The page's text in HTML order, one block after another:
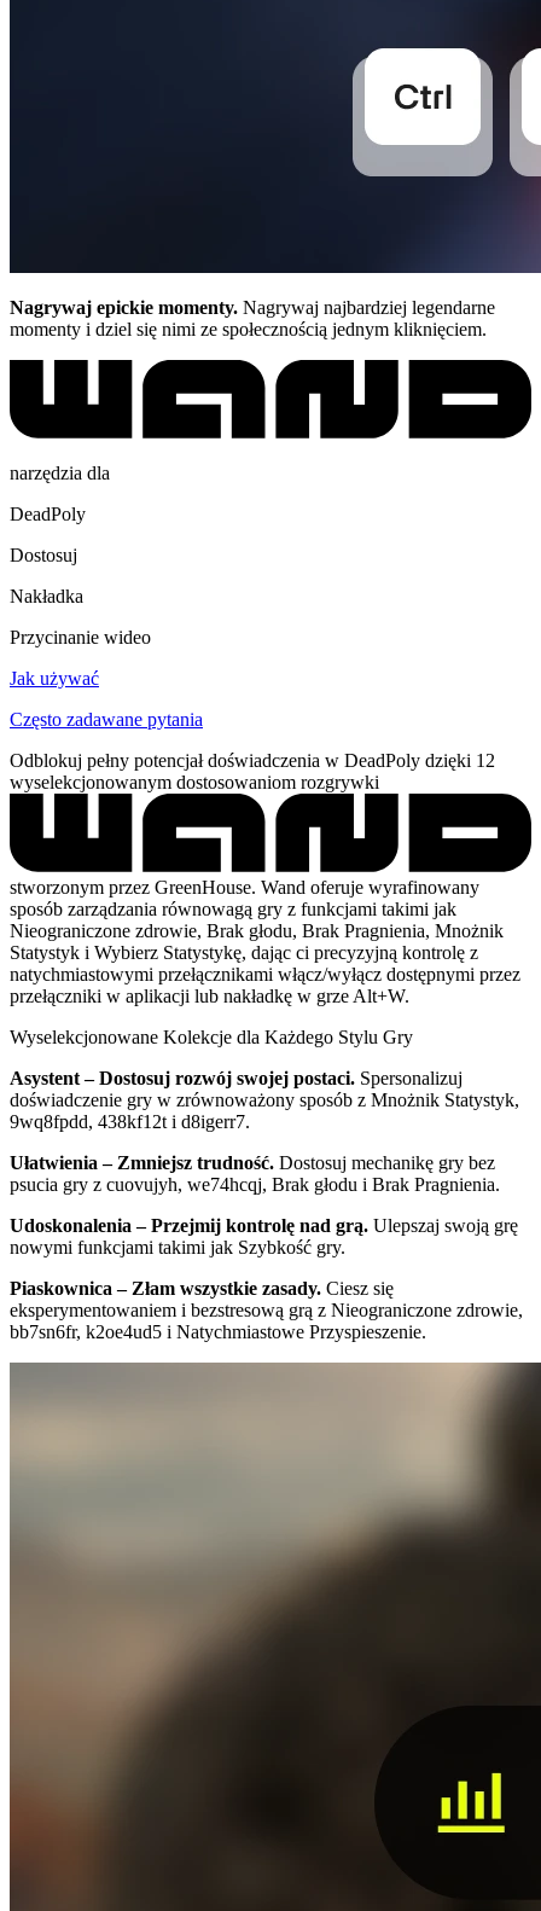
Nagrywaj epickie momenty. Nagrywaj najbardziej legendarne
momenty i dziel się nimi ze społecznością jednym kliknięciem.
narzędzia dla
DeadPoly
Dostosuj
Nakładka
Przycinanie wideo
Jak używać
Często zadawane pytania
Odblokuj pełny potencjał doświadczenia w DeadPoly dzięki 12
wyselekcjonowanym dostosowaniom rozgrywki
stworzonym przez GreenHouse. Wand oferuje wyrafinowany
sposób zarządzania równowagą gry z funkcjami takimi jak
Nieograniczone zdrowie, Brak głodu, Brak Pragnienia, Mnożnik
Statystyk i Wybierz Statystykę, dając ci precyzyjną kontrolę z
natychmiastowymi przełącznikami włącz/wyłącz dostępnymi przez
przełączniki w aplikacji lub nakładkę w grze Alt+W.
Wyselekcjonowane Kolekcje dla Każdego Stylu Gry
Asystent – Dostosuj rozwój swojej postaci. Spersonalizuj
doświadczenie gry w zrównoważony sposób z Mnożnik Statystyk,
9wq8fpdd, 438kf12t i d8igerr7.
Ułatwienia – Zmniejsz trudność. Dostosuj mechanikę gry bez
psucia gry z cuovujyh, we74hcqj, Brak głodu i Brak Pragnienia.
Udoskonalenia – Przejmij kontrolę nad grą. Ulepszaj swoją grę
nowymi funkcjami takimi jak Szybkość gry.
Piaskownica – Złam wszystkie zasady. Ciesz się
eksperymentowaniem i bezstresową grą z Nieograniczone zdrowie,
bb7sn6fr, k2oe4ud5 i Natychmiastowe Przyspieszenie.